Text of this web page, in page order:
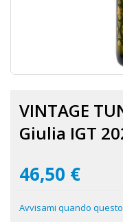
della
galleria
immagini
VINTAGE
Giulia IGT
46,50 €
Avvisami quando